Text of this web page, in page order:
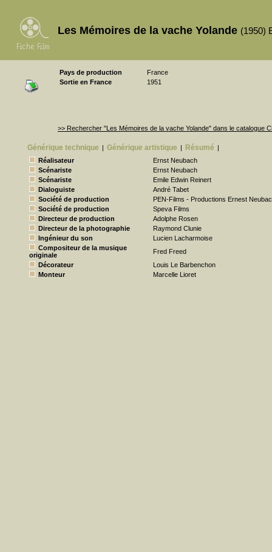
Les Mémoires de la vache Yolande (1950)
Pays de production
France
Sortie en France
1951
>> Rechercher "Les Mémoires de la vache Yolande" dans le catalogue
Générique technique | Générique artistique | Résumé |
Réalisateur
Ernst Neubach
Scénariste
Ernst Neubach
Scénariste
Emile Edwin Reinert
Dialoguiste
André Tabet
Société de production
PEN-Films - Productions Ernest
Société de production
Speva Films
Directeur de production
Adolphe Rosen
Directeur de la photographie
Raymond Clunie
Ingénieur du son
Lucien Lacharmoise
Compositeur de la musique
originale
Fred Freed
Décorateur
Louis Le Barbenchon
Monteur
Marcelle Lioret